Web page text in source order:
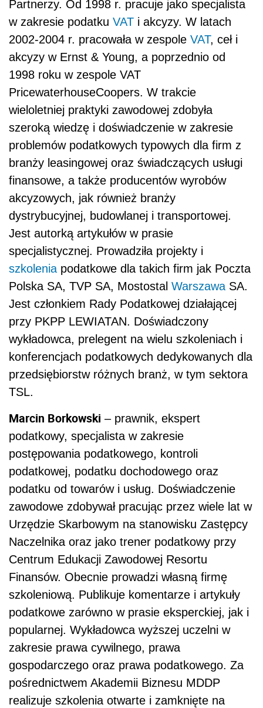
Partnerzy. Od 1998 r. pracuje jako specjalista
w zakresie podatku VAT i akcyzy. W latach
2002-2004 r. pracowała w zespole VAT, ceł i
akcyzy w Ernst & Young, a poprzednio od
1998 roku w zespole VAT
PricewaterhouseCoopers. W trakcie
wieloletniej praktyki zawodowej zdobyła
szeroką wiedzę i doświadczenie w zakresie
problemów podatkowych typowych dla firm z
branży leasingowej oraz świadczących usługi
finansowe, a także producentów wyrobów
akcyzowych, jak również branży
dystrybucyjnej, budowlanej i transportowej.
Jest autorką artykułów w prasie
specjalistycznej. Prowadziła projekty i
szkoleniapodatkowe dla takich firm jak Poczta
Polska SA, TVP SA, Mostostal WarszawaSA.
Jest członkiem Rady Podatkowej działającej
przy PKPP LEWIATAN. Doświadczony
wykładowca, prelegent na wielu szkoleniach i
konferencjach podatkowych dedykowanych dla
przedsiębiorstw różnych branż, w tym sektora
TSL.
Marcin Borkowski – prawnik, ekspert
podatkowy, specjalista w zakresie
postępowania podatkowego, kontroli
podatkowej, podatku dochodowego oraz
podatku od towarów i usług. Doświadczenie
zawodowe zdobywał pracując przez wiele lat w
Urzędzie Skarbowym na stanowisku Zastępcy
Naczelnika oraz jako trener podatkowy przy
Centrum Edukacji Zawodowej Resortu
Finansów. Obecnie prowadzi własną firmę
szkoleniową. Publikuje komentarze i artykuły
podatkowe zarówno w prasie eksperckiej, jak i
popularnej. Wykładowca wyższej uczelni w
zakresie prawa cywilnego, prawa
gospodarczego oraz prawa podatkowego. Za
pośrednictwem Akademii Biznesu MDDP
realizuje szkolenia otwarte i zamknięte na